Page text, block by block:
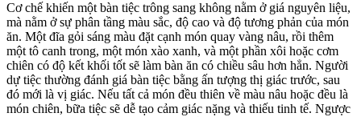
Cơ chế khiến một bàn tiệc trông sang không nằm ở giá nguyên liệu,
mà nằm ở sự phân tầng màu sắc, độ cao và độ tương phản của món
ăn. Một đĩa gỏi sáng màu đặt cạnh món quay vàng nâu, rồi thêm
một tô canh trong, một món xào xanh, và một phần xôi hoặc cơm
chiên có độ kết khối tốt sẽ làm bàn ăn có chiều sâu hơn hẳn. Người
dự tiệc thường đánh giá bàn tiệc bằng ấn tượng thị giác trước, sau
đó mới là vị giác. Nếu tất cả món đều thiên về màu nâu hoặc đều là
món chiên, bữa tiệc sẽ dễ tạo cảm giác nặng và thiếu tinh tế. Ngược